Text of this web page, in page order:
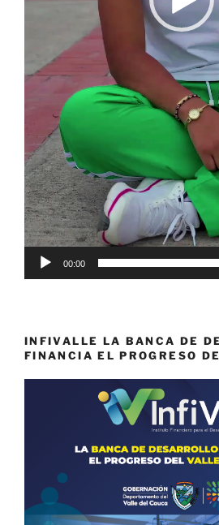
00:00
INFIVALLE LA BANCA DE
FINANCIA EL PROGRESO